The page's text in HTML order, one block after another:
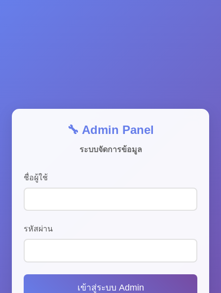
🔧 Admin Panel
ระบบจัดการข้อมูล
ชื่อผู้ใช้
รหัสผ่าน
เข้าสู่ระบบ Admin